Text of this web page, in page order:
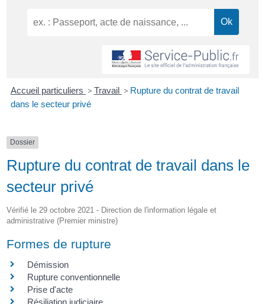
Accueil particuliers > Travail > Rupture du contrat de travail
dans le secteur privé
Dossier
Rupture du contrat de travail dans le
secteur privé
Vérifié le 29 octobre 2021 - Direction de l'information légale et
administrative (Premier ministre)
Formes de rupture
Démission
Rupture conventionnelle
Prise d'acte
Résiliation judiciaire